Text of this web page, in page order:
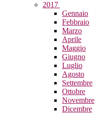
2017
Gennaio
Febbraio
Marzo
Aprile
Maggio
Giugno
Luglio
Agosto
Settembre
Ottobre
Novembre
Dicembre